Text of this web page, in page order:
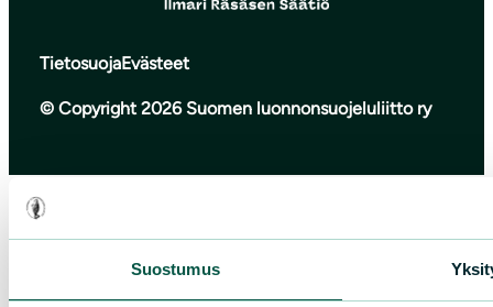
Suostumus
TietosuojaEvästeet
© Copyright 2026 Suomen luonnonsuojeluliitto ry